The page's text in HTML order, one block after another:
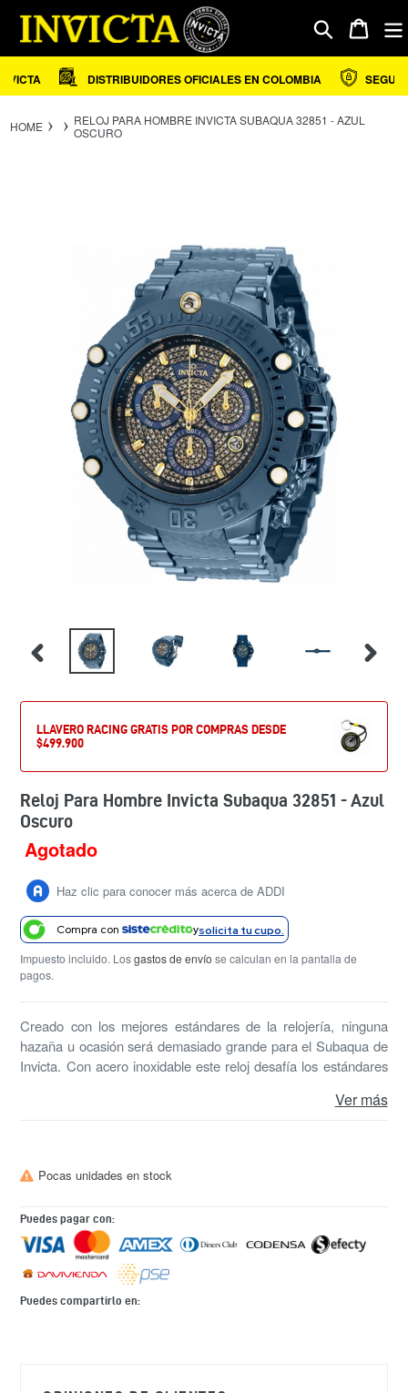
directamente
contenido
Buscar Carrito
DISTRIBUIDORES OFICIALES EN COLOMBIA
HOME
RELOJ PARA HOMBRE INVICTA SUBAQUA 32851 - AZUL
OSCURO
LLAVERO RACING GRATIS POR COMPRAS DESDE
$499.900
Reloj Para Hombre Invicta Subaqua 32851 - Azul
Oscuro
Precio
habitual
Agotado
Haz clic para conocer más acerca de ADDI
Compra con ysolicita tu cupo.
Impuesto incluido. Losgastos de envíose calculan en la pantalla de
pagos.
Creado con los mejores estándares de la relojería, ninguna
hazaña u ocasión será demasiado grande para el Subaqua de
Invicta. Con acero inoxidable este reloj desafía los estándares
Ver más
Pocas unidades en stock
Puedes pagar con:
Puedes compartirlo en: